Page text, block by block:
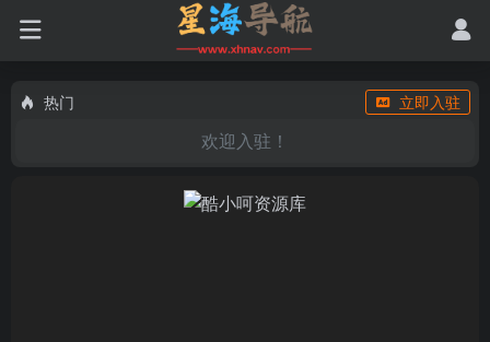
热门 立即入驻
欢迎入驻！